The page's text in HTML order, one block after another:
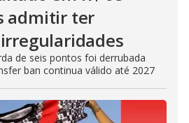
admitir ter
de seis pontos foi derrubada
ban continua válido até 2027